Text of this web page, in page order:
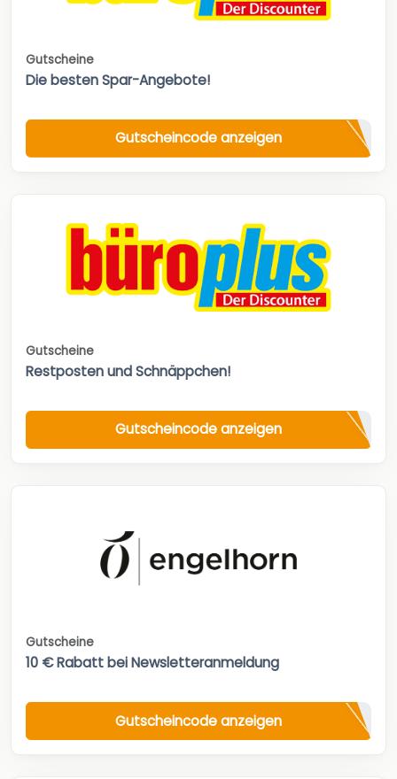
Gutscheine
Die besten Spar-Angebote!
Gutscheincode anzeigen
Gutscheine
Restposten und Schnäppchen!
Gutscheincode anzeigen
Gutscheine
10 € Rabatt bei Newsletteranmeldung
Gutscheincode anzeigen